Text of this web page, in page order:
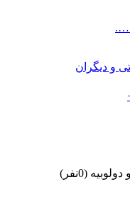
….
و دیگران
(0نفر)